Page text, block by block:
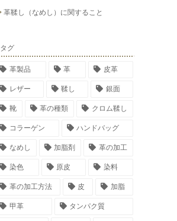
革鞣し（なめし）に関すること
タグ
革製品 革 皮革
レザー 鞣し 銀面
靴 革の種類 クロム鞣し
コラーゲン ハンドバッグ
なめし 加脂剤 革の加工
染色 原皮 染料
革の加工方法 皮 加脂
甲革 タンパク質